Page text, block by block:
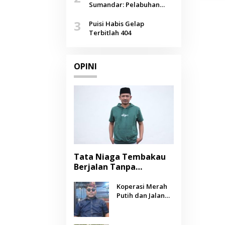
Agustus
Sumandar: Pelabuhan
Selendang Benang Merah
Lombang
3
Puisi Habis Gelap
Terbitlah 404
OPINI
Tata Niaga Tembakau
Berjalan Tanpa
Negara Berpihak
kepada Petani?
Koperasi Merah
Putih dan Jalan